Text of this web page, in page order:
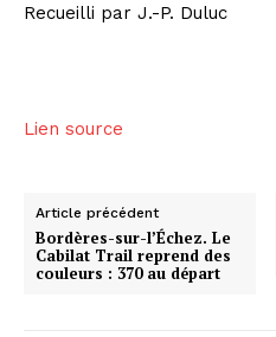
Recueilli par J.-P. Duluc
Lien source
Article précédent
Bordères-sur-l’Échez. Le
Cabilat Trail reprend des
couleurs : 370 au départ